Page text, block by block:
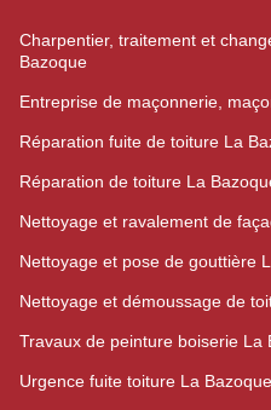
Charpentier, traitement et
Bazoque
Entreprise de maçonnerie,
Réparation fuite de toiture La
Réparation de toiture La
Nettoyage et ravalement de
Nettoyage et pose de gouttière
Nettoyage et démoussage de
Travaux de peinture boiserie La
Urgence fuite toiture La